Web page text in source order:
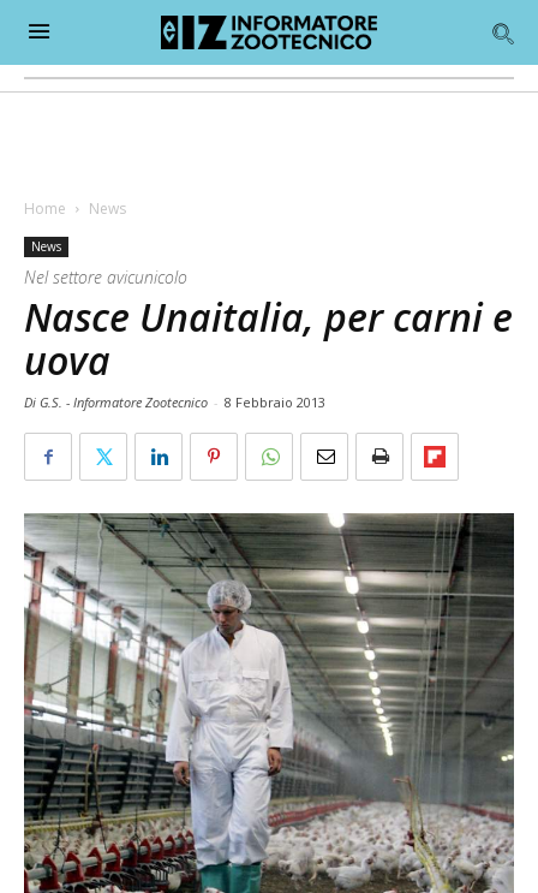
Home News
News
Nel settore avicunicolo
Nasce Unaitalia, per carni e
uova
Di G.S. - Informatore Zootecnico - 8 Febbraio 2013